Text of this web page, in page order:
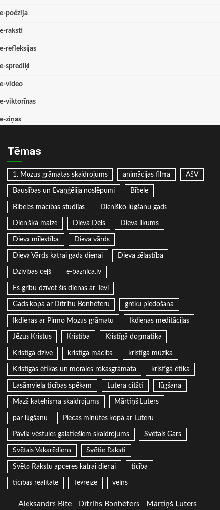
e-poēzija
e-raksti
e-refleksijas
e-sprediķi
e-video
e-viktorīnas
e-ziņas
Tēmas
1. Mozus grāmatas skaidrojums animācijas filma ASV
Bauslības un Evaņģēlija noslēpumi Bībele
Bībeles mācības studijas Dienišķo lūgšanu gads
Dienišķā maize Dieva Dēls Dieva likums
Dieva mīlestība Dieva vārds
Dieva Vārds katrai gada dienai Dieva žēlastība
Dzīvības ceļš e-baznica.lv
Es gribu dzīvot šīs dienas ar Tevi
Gads kopa ar Dītrihu Bonhēferu grēku piedošana
Ikdienas ar Pirmo Mozus grāmatu Ikdienas meditācijas
Jēzus Kristus Kristība Kristīgā dogmatika
Kristīgā dzīve kristīgā mācība kristīgā mūzika
Kristīgās ētikas un morāles rokasgrāmata kristīgā ētika
Lasāmviela ticības spēkam Lutera citāti lūgšana
Mazā katehisma skaidrojums Mārtiņš Luters
par lūgšanu Piecas minūtes kopā ar Luteru
Pāvila vēstules galatiešiem skaidrojums Svētais Gars
Svētais Vakarēdiens Svētie Raksti
Svēto Rakstu apceres katrai dienai ticība
ticības realitāte Tēvreize velns
Aleksandrs Bite Dītrihs Bonhēfers Mārtiņš Luters